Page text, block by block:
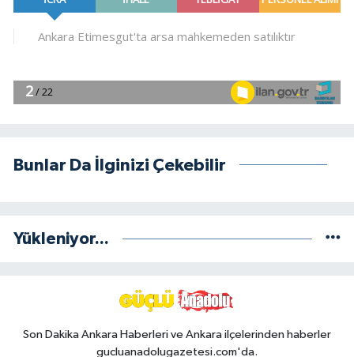
Bunlar Da İlginizi Çekebilir
Yükleniyor...
Son Dakika Ankara Haberleri ve Ankara ilçelerinden haberler
gucluanadolugazetesi.com'da.